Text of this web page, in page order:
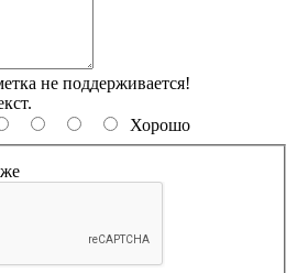
не поддерживается!
Хорошо